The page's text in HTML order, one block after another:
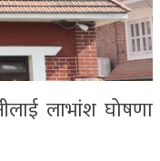
लाभांश घोषणा